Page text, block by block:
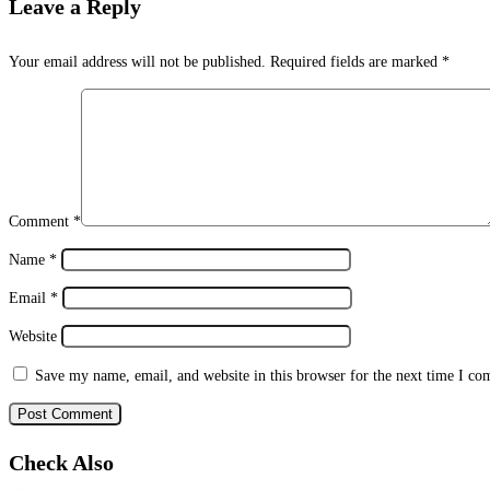
Leave a Reply
Your email address will not be published. Required fields are marked *
Comment *
Name *
Email *
Website
Save my name, email, and website in this browser for the next time I
Check Also